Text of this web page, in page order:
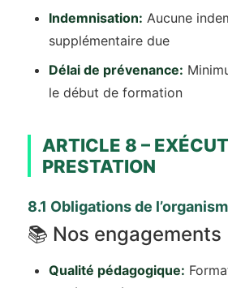
Indemnisation: Aucune
supplémentaire due
Délai de prévenance:
le début de formation
ARTICLE 8 –
PRESTATION
8.1 Obligations de
📚 Nos engagements
Qualité pédagogique: